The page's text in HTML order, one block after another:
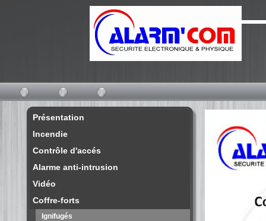
Présentation
Incendie
Contrôle d'accés
Alarme anti-intrusion
Vidéo
Coffre-forts
Ignifugés